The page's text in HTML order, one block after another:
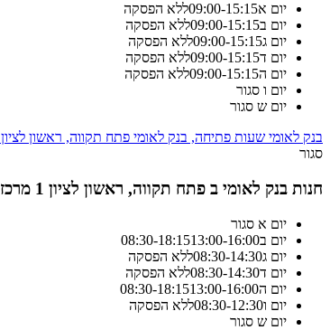
יום א 09:00-15:15
ללא הפסקה
יום ב
09:00-15:15
ללא הפסקה
יום ג
09:00-15:15
ללא הפסקה
יום ד
09:00-15:15
ללא הפסקה
יום ה
09:00-15:15
ללא הפסקה
יום ו סגור
יום ש סגור
בנק לאומי שעות פתיחה, בנק לאומי פתח תקווה, ראשון לציון 1 מרכז מסחרי
סגור
חנות בנק לאומי ב פתח תקווה, ראשון לציון 1 מרכז מסחרי
יום א סגור
יום ב
08:30-18:1513:00-16:00
יום ג
08:30-14:30
ללא הפסקה
יום ד
08:30-14:30
ללא הפסקה
יום ה
08:30-18:1513:00-16:00
יום ו
08:30-12:30
ללא הפסקה
יום ש סגור